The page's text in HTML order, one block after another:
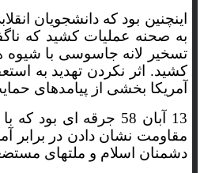
اینچنین بود که دانشجویان
به صحنه عملیات کشید که
کشید. اثر نکردن تهدید به
آمریکا بخشی از پیامدهای
مقاومت نشان دادن در برابر
دشمنان اسلام و ملتهاى